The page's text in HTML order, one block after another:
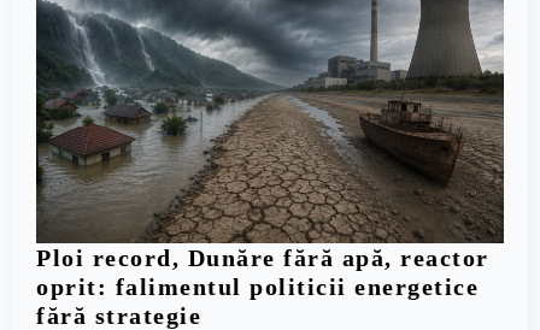
Ploi record, Dunăre fără apă, reactor
oprit: falimentul politicii energetice
fără strategie